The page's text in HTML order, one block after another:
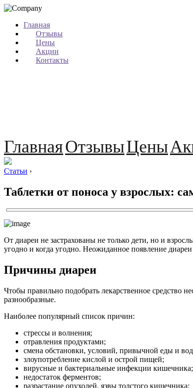
Главная
Отзывы
Цены
Акции
Контакты
ГлавнаяОтзывыЦены
Статьи ›
Таблетки от поноса у взрослых:
От диареи не застрахованы не только дети, но и
угодно и когда угодно. Неожиданное появление
Причины диареи
Чтобы правильно подобрать лекарственное средство
разнообразные.
Наиболее популярный список причин:
стрессы и волнения;
отравления продуктами;
смена обстановки, условий, привычной еды и
злоупотребление кислой и острой пищей;
вирусные и бактериальные инфекции кишечника;
недостаток ферментов;
разрастание опухолей, язвы толстого кишечника;